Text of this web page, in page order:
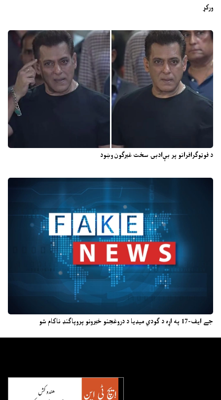
ورکړ
د فوټوګرافرانو پر بې‌ادبۍ سخت غبرګون وښود
جے ایف-17 په اړه د ګودي میډیا د دروغجنو خبرونو پروپاګنډ ناکام شو